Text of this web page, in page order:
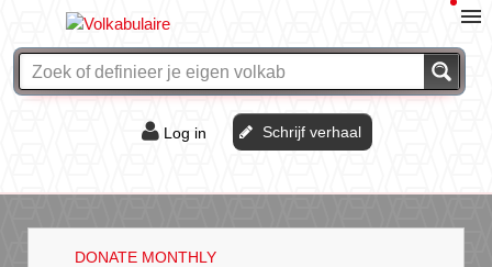
Log in Schrijf verhaal
DONATE MONTHLY